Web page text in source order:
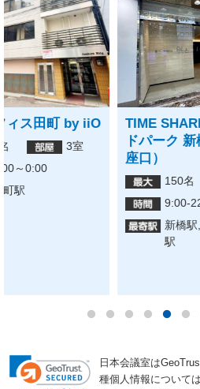
TIME SHARING/グレイ
ドパーク 新橋駅前（銀
座口）
4室
新橋駅,汐留駅,内幸町
日本会議室は
種個人情報について